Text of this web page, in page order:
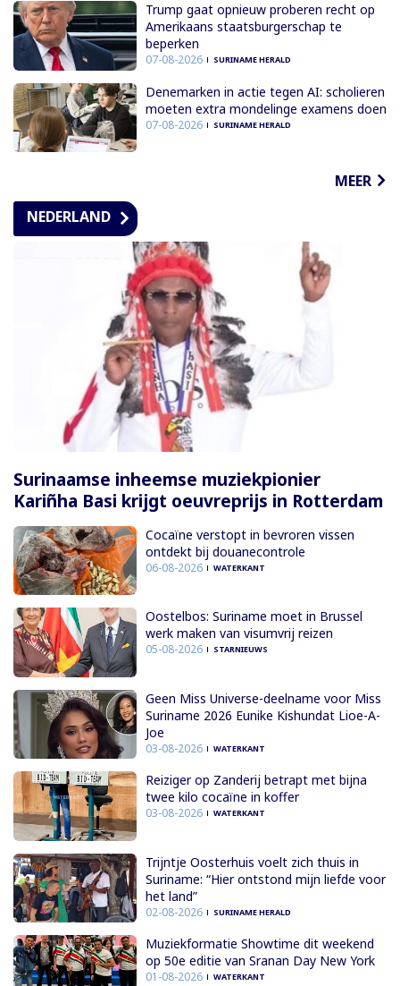
Trump gaat opnieuw proberen recht op
Amerikaans staatsburgerschap te
beperken
07-08-2026 SURINAME HERALD
Denemarken in actie tegen AI: scholieren
moeten extra mondelinge examens doen
07-08-2026 SURINAME HERALD
MEER
NEDERLAND
Surinaamse inheemse muziekpionier
Kariñha Basi krijgt oeuvreprijs in Rotterdam
Cocaïne verstopt in bevroren vissen
ontdekt bij douanecontrole
06-08-2026 WATERKANT
Oostelbos: Suriname moet in Brussel
werk maken van visumvrij reizen
05-08-2026 STARNIEUWS
Geen Miss Universe-deelname voor Miss
Suriname 2026 Eunike Kishundat Lioe-A-
Joe
03-08-2026 WATERKANT
Reiziger op Zanderij betrapt met bijna
twee kilo cocaïne in koffer
03-08-2026 WATERKANT
Trijntje Oosterhuis voelt zich thuis in
Suriname: “Hier ontstond mijn liefde voor
het land”
02-08-2026 SURINAME HERALD
Muziekformatie Showtime dit weekend
op 50e editie van Sranan Day New York
01-08-2026 WATERKANT